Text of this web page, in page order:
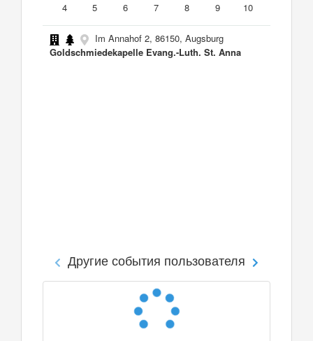
4
5 6 7 8 9 10
Im Annahof 2, 86150, Augsburg
Goldschmiedekapelle Evang.-Luth. St. Anna
Другие события пользователя